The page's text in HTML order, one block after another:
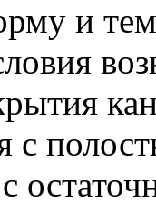
и
с